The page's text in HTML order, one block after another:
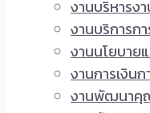
งานบริหารง
งานบริการก
งานนโยบาย
งานการเงิน
งานพัฒนาคุ